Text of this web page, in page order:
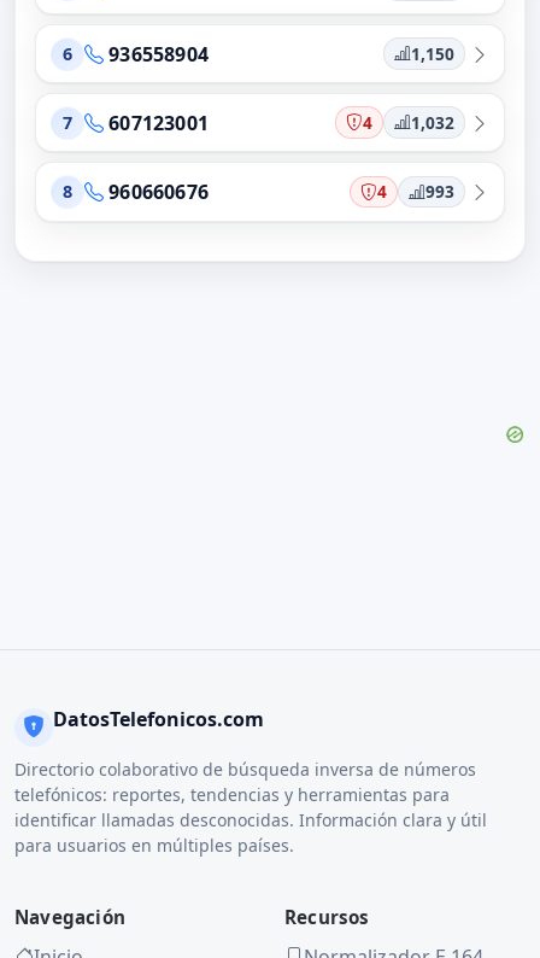
6 936558904 1,150
7 607123001 4 1,032
8 960660676 4 993
DatosTelefonicos.com
Directorio colaborativo de búsqueda inversa de números
telefónicos: reportes, tendencias y herramientas para
identificar llamadas desconocidas. Información clara y útil
para usuarios en múltiples países.
Navegación Recursos